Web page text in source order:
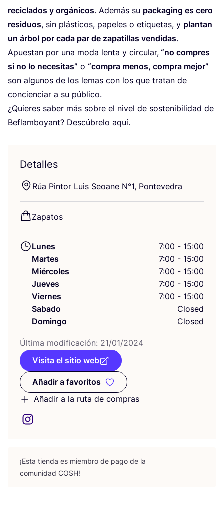
reci­cla­dos y orgá­ni­cos. Ade­más su pac­ka­ging es cero
resi­duos, sin plás­ti­cos, pape­les o eti­que­tas, y plan­tan
un árbol por cada par de zapa­ti­llas ven­di­das.
Apues­tan por una moda len­ta y cir­cu­lar, “no com­pres
si no lo nece­si­tas” o “com­pra menos, com­pra mejor”
son algu­nos de los lemas con los que tra­tan de
con­cien­ciar a su público.
¿Quie­res saber más sobre el nivel de sos­te­ni­bi­li­dad de
Beflam­bo­yant? Des­cú­bre­lo aquí.
Detalles
Rúa Pin­tor Luis Seoa­ne N°1, Pontevedra
Zapa­tos
Lunes
7:00 - 15:00
Martes
7:00 - 15:00
Miércoles
7:00 - 15:00
Jueves
7:00 - 15:00
Viernes
7:00 - 15:00
Sabado
Closed
Domingo
Closed
Últi­ma modi­fi­ca­ción: 21/01/2024
Visita el sitio web
Añadir a favoritos
Añadir a favoritos
Añadir a la ruta de compras
¡Esta tien­da es miem­bro de pago de la
comu­ni­dad COSH!